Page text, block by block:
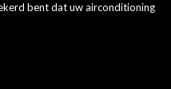
bent dat uw airconditioning